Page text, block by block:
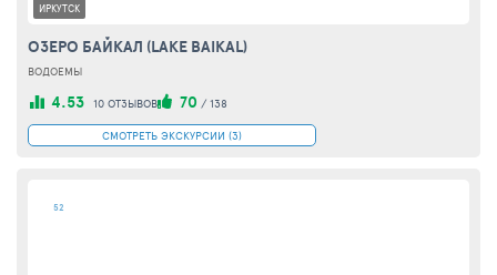
ИРКУТСК
ОЗЕРО БАЙКАЛ (LAKE BAIKAL)
ВОДОЕМЫ
4.53 10 ОТЗЫВОВ 70 / 138
СМОТРЕТЬ ЭКСКУРСИИ (3)
52